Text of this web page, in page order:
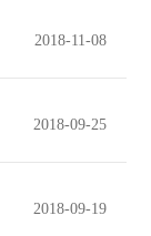
2018-11-08
2018-09-25
2018-09-19